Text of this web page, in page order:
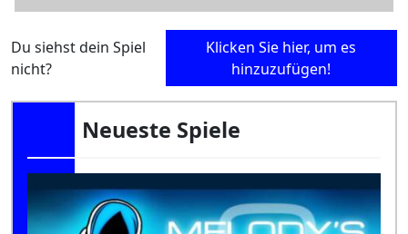
Du siehst dein Spiel
nicht?
Klicken Sie hier, um es
hinzuzufügen!
Neueste Spiele